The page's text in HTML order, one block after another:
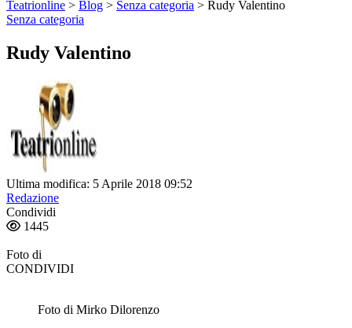
Teatrionline > Blog > Senza categoria > Rudy Valentino
Senza categoria
Rudy Valentino
Ultima modifica: 5 Aprile 2018 09:52
Redazione
Condividi
1445
Foto di
CONDIVIDI
Foto di Mirko Dilorenzo